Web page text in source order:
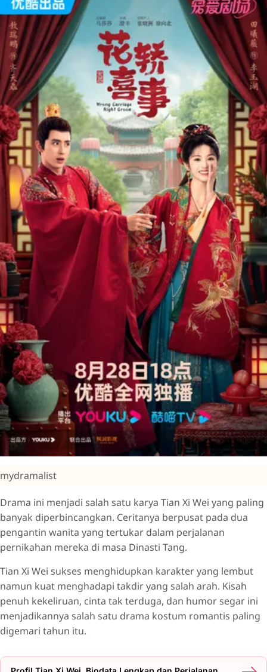
mydramalist
Drama ini menjadi salah satu karya Tian Xi Wei yang paling
banyak diperbincangkan. Ceritanya berpusat pada dua
pengantin wanita yang tertukar dalam perjalanan
pernikahan mereka di masa Dinasti Tang.
Tian Xi Wei sukses menghidupkan karakter yang lembut
namun kuat menghadapi takdir yang salah arah. Kisah
penuh kekeliruan, cinta tak terduga, dan humor segar ini
menjadikannya salah satu drama kostum romantis paling
digemari tahun itu.